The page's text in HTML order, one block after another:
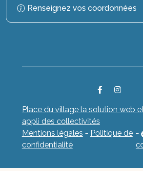
Renseignez vos coordonnées
Place du village la solution web
appli des collectivités
Mentions légales - Politique de
confidentialité
-